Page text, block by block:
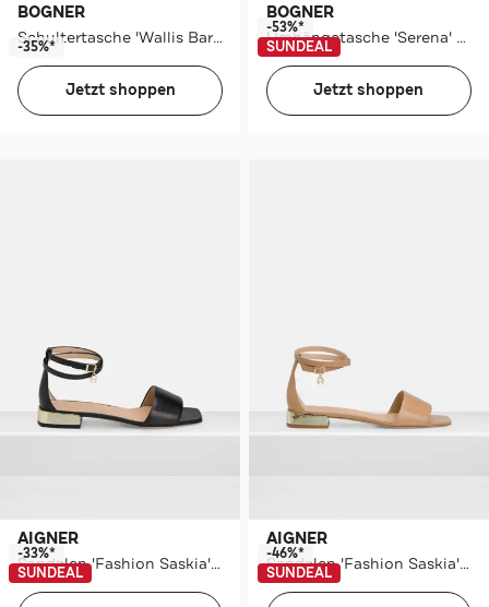
BOGNER
Schultertasche 'Wallis Bar' dunkelbraun
-35%*
Jetzt shoppen
BOGNER
Umhängetasche 'Serena' beige
-53%*
SUNDEAL
Jetzt shoppen
AIGNER
Sandalen 'Fashion Saskia' schwarz
-33%*
SUNDEAL
AIGNER
Sandalen 'Fashion Saskia' beige
-46%*
SUNDEAL